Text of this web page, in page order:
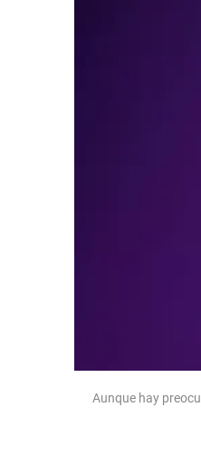
Aunque hay